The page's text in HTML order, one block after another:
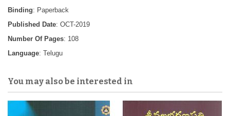
Binding: Paperback
Published Date: OCT-2019
Number Of Pages: 108
Language: Telugu
You may also be interested in